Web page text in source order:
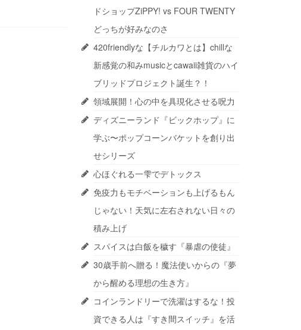
ドショップZiPPY! vs FOUR TWENTY
どっちが好みなのさ
420friendlyな【チルカワとは】chillな
新感覚の和みmusicとcawaii雑貨のハイ
ブリッドプロジェクト誕生？！
領域展開！心の中を具現化させる呪力
ディズニーランド『ビックホップ』に
学ぶ〜ポップコーンバケットを創り出
せシリーズ
心ほぐれる一雫でデトックス
免疫力もモチベーションも上げるもん
じゃない！天気に左右されない日々の
積み上げ
スパイスは白飯を穢す『暴虐の使徒』
30歳手前へ贈る！魔法使いからの『夢
から醒める理想の生き方』
コインランドリーで洗濯はするな！投
資できる人は『すき間スイッチ』を活